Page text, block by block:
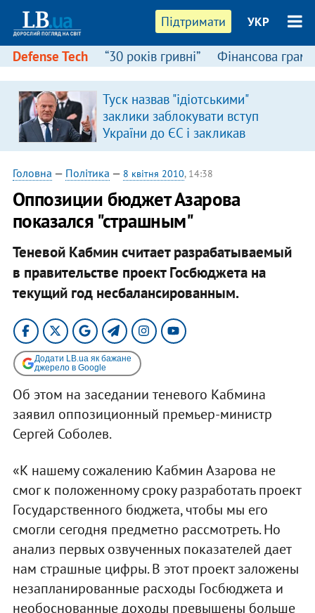
Підтримати УКР
Defense Tech “30 років гривні” Фінансова
Туск назвав "ідіотськими"
заклики заблокувати вступ
України до ЄС і закликав
припинити антиукраїнську
риторику
Головна — Політика — 8 квітня 2010, 14:38
Оппозиции бюджет Азарова
показался "страшным"
Теневой Кабмин считает разрабатываемый
в правительстве проект Госбюджета на
текущий год несбалансированным.
Додати LB.ua як бажане
джерело в Google
Об этом на заседании теневого Кабмина
заявил оппозиционный премьер-министр
Сергей Соболев.
«К нашему сожалению Кабмин Азарова не
смог к положенному сроку разработать проект
Государственного бюджета, чтобы мы его
смогли сегодня предметно рассмотреть. Но
анализ первых озвученных показателей дает
нам страшные цифры. В этот проект заложены
незапланированные расходы Госбюджета и
необоснованные доходы превышены больше